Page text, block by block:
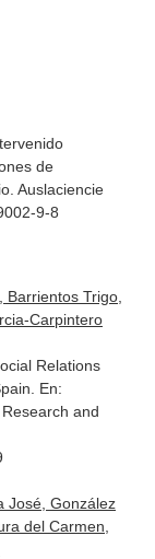
de
. Auslaciencie
9-8
Trigo,
Carpintero
Relations
En:
and
José, González
del Carmen,